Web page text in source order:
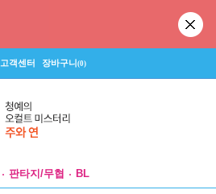
고객센터 장바구니(0)
판타지/무협 BL